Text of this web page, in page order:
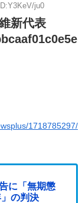
ju0
新代表
1718785297/
に「無期懲
の判決